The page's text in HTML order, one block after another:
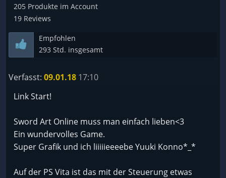
205 Produkte im Account
19 Reviews
Empfohlen
293 Std. insgesamt
Verfasst: 09.01.18 17:10
Link Start!
Sword Art Online muss man einfach lieben<3
Ein wundervolles Game.
Super Grafik und ich liiiiieeeebe Yuuki Konno*_*
Auf der PS Vita ist das mit der Steuerung etwas